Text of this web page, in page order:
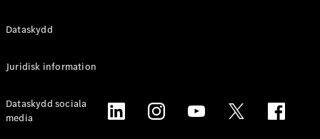
Dataskydd
Juridisk information
Dataskydd sociala
media